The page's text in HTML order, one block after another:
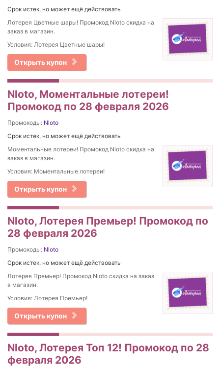
Срок истек, но может ещё действовать
Лотерея Цветные шары! Промокод Nloto скидка на
заказ в магазин.
Условия: Лотерея Цветные шары!
Открыть купон
Nloto, Моментальные лотереи!
Промокод по 28 февраля 2026
Промокоды: Nloto
Срок истек, но может ещё действовать
Моментальные лотереи! Промокод Nloto скидка на
заказ в магазин.
Условия: Моментальные лотереи!
Открыть купон
Nloto, Лотерея Премьер! Промокод по
28 февраля 2026
Промокоды: Nloto
Срок истек, но может ещё действовать
Лотерея Премьер! Промокод Nloto скидка на заказ
в магазин.
Условия: Лотерея Премьер!
Открыть купон
Nloto, Лотерея Топ 12! Промокод по 28
февраля 2026